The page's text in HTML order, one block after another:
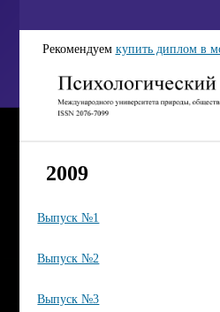
Рекомендуем купить диплом в
2009
Выпуск №1
Выпуск №2
Выпуск №3